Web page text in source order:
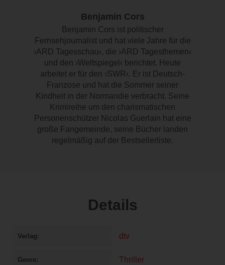
Benjamin Cors
Benjamin Cors ist politischer
Fernsehjournalist und hat viele Jahre für die
›ARD Tagesschau‹, die ›ARD Tagesthemen‹
und den ›Weltspiegel‹ berichtet. Heute
arbeitet er für den ›SWR‹. Er ist Deutsch-
Franzose und hat die Sommer seiner
Kindheit in der Normandie verbracht. Seine
Krimireihe um den charismatischen
Personenschützer Nicolas Guerlain hat eine
große Fangemeinde, seine Bücher landen
regelmäßig auf der Bestsellerliste.
Details
Verlag dtv
Genre Thriller